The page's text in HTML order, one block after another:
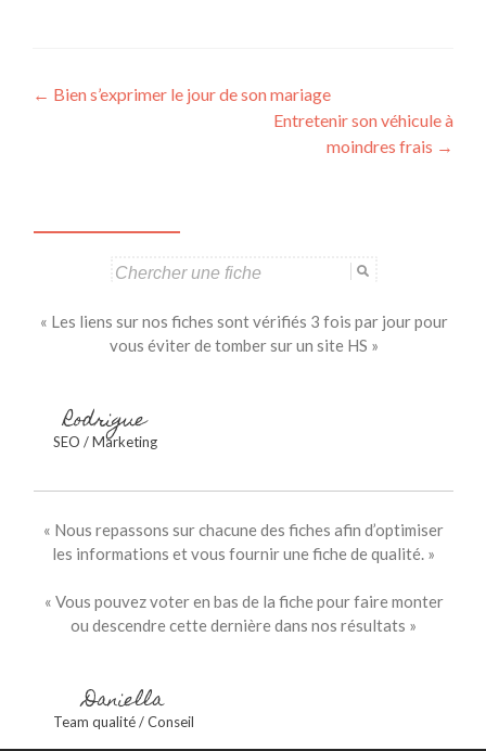
Navigation
← Bien s’exprimer le jour de son mariage
Entretenir son véhicule à
moindres frais →
« Les liens sur nos fiches sont vérifiés 3 fois par jour pour
vous éviter de tomber sur un site HS »
Rodrigue
SEO / Marketing
« Nous repassons sur chacune des fiches afin d’optimiser
les informations et vous fournir une fiche de qualité. »
« Vous pouvez voter en bas de la fiche pour faire monter
ou descendre cette dernière dans nos résultats »
Daniella
Team qualité / Conseil